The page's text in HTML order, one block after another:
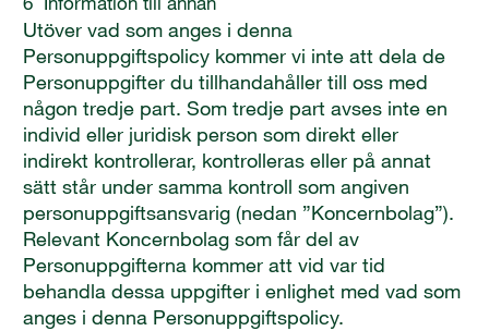
Utöver vad som anges i denna
Personuppgiftspolicy kommer vi inte att dela de
Personuppgifter du tillhandahåller till oss med
någon tredje part. Som tredje part avses inte en
individ eller juridisk person som direkt eller
indirekt kontrollerar, kontrolleras eller på annat
sätt står under samma kontroll som angiven
personuppgiftsansvarig (nedan ”Koncernbolag”).
Relevant Koncernbolag som får del av
Personuppgifterna kommer att vid var tid
behandla dessa uppgifter i enlighet med vad som
anges i denna Personuppgiftspolicy.